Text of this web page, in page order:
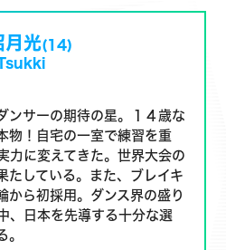
ンサーの期待の星。１４歳な
力に変えてきた。世界大会の
している。また、ブレイキ
から初採用。ダンス界の盛り
、日本を先導する十分な選
。